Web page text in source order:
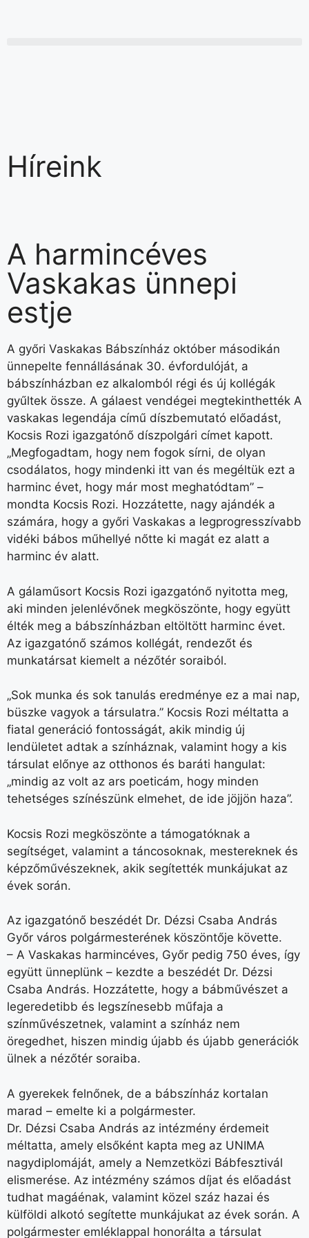
Híreink
A harmincéves
Vaskakas ünnepi
estje
A győri Vaskakas Bábszínház október másodikán
ünnepelte fennállásának 30. évfordulóját, a
bábszínházban ez alkalomból régi és új kollégák
gyűltek össze. A gálaest vendégei megtekinthették A
vaskakas legendája című díszbemutató előadást,
Kocsis Rozi igazgatónő díszpolgári címet kapott.
„Megfogadtam, hogy nem fogok sírni, de olyan
csodálatos, hogy mindenki itt van és megéltük ezt a
harminc évet, hogy már most meghatódtam” –
mondta Kocsis Rozi. Hozzátette, nagy ajándék a
számára, hogy a győri Vaskakas a legprogresszívabb
vidéki bábos műhellyé nőtte ki magát ez alatt a
harminc év alatt.
A gálaműsort Kocsis Rozi igazgatónő nyitotta meg,
aki minden jelenlévőnek megköszönte, hogy együtt
élték meg a bábszínházban eltöltött harminc évet.
Az igazgatónő számos kollégát, rendezőt és
munkatársat kiemelt a nézőtér soraiból.
„Sok munka és sok tanulás eredménye ez a mai nap,
büszke vagyok a társulatra.” Kocsis Rozi méltatta a
fiatal generáció fontosságát, akik mindig új
lendületet adtak a színháznak, valamint hogy a kis
társulat előnye az otthonos és baráti hangulat:
„mindig az volt az ars poeticám, hogy minden
tehetséges színészünk elmehet, de ide jöjjön haza”.
Kocsis Rozi megköszönte a támogatóknak a
segítséget, valamint a táncosoknak, mestereknek és
képzőművészeknek, akik segítették munkájukat az
évek során.
Az igazgatónő beszédét Dr. Dézsi Csaba András
Győr város polgármesterének köszöntője követte.
– A Vaskakas harmincéves, Győr pedig 750 éves, így
együtt ünneplünk – kezdte a beszédét Dr. Dézsi
Csaba András. Hozzátette, hogy a bábművészet a
legeredetibb és legszínesebb műfaja a
színművészetnek, valamint a színház nem
öregedhet, hiszen mindig újabb és újabb generációk
ülnek a nézőtér soraiba.
A gyerekek felnőnek, de a bábszínház kortalan
marad – emelte ki a polgármester.
Dr. Dézsi Csaba András az intézmény érdemeit
méltatta, amely elsőként kapta meg az UNIMA
nagydiplomáját, amely a Nemzetközi Bábfesztivál
elismerése. Az intézmény számos díjat és előadást
tudhat magáénak, valamint közel száz hazai és
külföldi alkotó segítette munkájukat az évek során. A
polgármester emléklappal honorálta a társulat